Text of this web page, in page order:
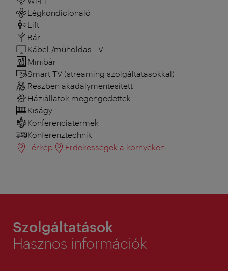
Légkondicionáló
Lift
Bár
Kábel-/műholdas TV
Minibár
Smart TV (streaming szolgáltatásokkal)
Részben akadálymentesített
Háziállatok megengedettek
Kiságy
Konferenciatermek
Konferenztechnik
Térkép
Érdekességek a környéken
Szolgáltatások
Hasznos információk